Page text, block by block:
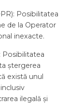
Posibilitatea
de la Operator
inexacte.
Posibilitatea
ștergerea
există unul
ilegală și